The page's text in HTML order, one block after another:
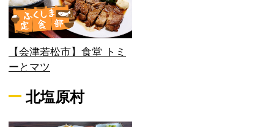
【会津若松市】食堂 トミ
ーとマツ
北塩原村